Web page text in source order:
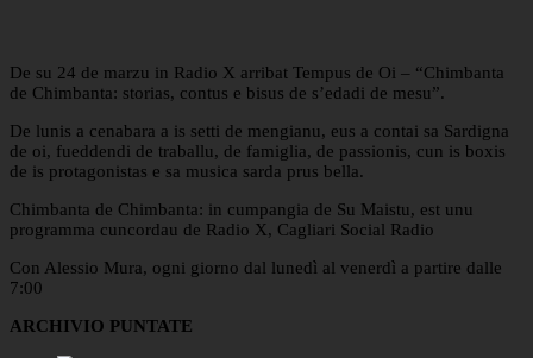
De su 24 de marzu in Radio X arribat Tempus de Oi – “Chimbanta
de Chimbanta: storias, contus e bisus de s’edadi de mesu”.
De lunis a cenabara a is setti de mengianu, eus a contai sa Sardigna
de oi, fueddendi de traballu, de famiglia, de passionis, cun is boxis
de is protagonistas e sa musica sarda prus bella.
Chimbanta de Chimbanta: in cumpangia de Su Maistu, est unu
programma cuncordau de Radio X, Cagliari Social Radio
Con Alessio Mura, ogni giorno dal lunedì al venerdì a partire dalle
7:00
ARCHIVIO PUNTATE